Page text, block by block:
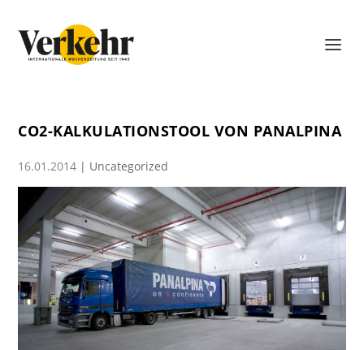
CO2-KALKULATIONSTOOL VON PANALPINA
16.01.2014 | Uncategorized